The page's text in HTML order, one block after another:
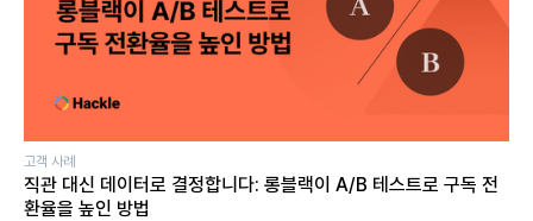
고객 사례
직관 대신 데이터로 결정합니다: 롱블랙이 A/B 테스트로 구독 전
환율을 높인 방법